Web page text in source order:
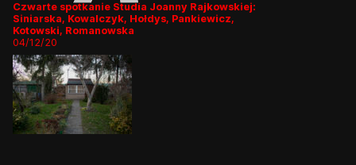
Czwarte spotkanie Studia Joanny Rajkowskiej:
Siniarska, Kowalczyk, Hołdys, Pankiewicz,
Kotowski, Romanowska
04/12/20